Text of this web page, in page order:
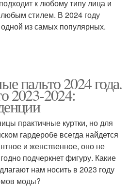
к любому типу лица и
стилем. В 2024 году
из самых популярных.
пальто 2024 года.
2023-2024:
практичные куртки, но для
гардеробе всегда найдется
и женственное, оно не
подчеркнет фигуру. Какие
нам носить в 2023 году
моды?